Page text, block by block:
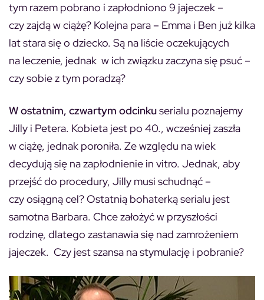
tym razem pobrano i zapłodniono 9 jajeczek –
czy zajdą w ciążę? Kolejna para – Emma i Ben już kilka
lat stara się o dziecko. Są na liście oczekujących
na leczenie, jednak w ich związku zaczyna się psuć –
czy sobie z tym poradzą?
W ostatnim, czwartym odcinkuserialu poznajemy
Jilly i Petera. Kobieta jest po 40., wcześniej zaszła
w ciążę, jednak poroniła. Ze względu na wiek
decydują się na zapłodnienie in vitro. Jednak, aby
przejść do procedury, Jilly musi schudnąć –
czy osiągną cel? Ostatnią bohaterką serialu jest
samotna Barbara. Chce założyć w przyszłości
rodzinę, dlatego zastanawia się nad zamrożeniem
jajeczek. Czy jest szansa na stymulację i pobranie?